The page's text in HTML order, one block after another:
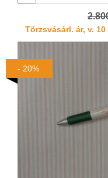
Törzsvásárl. ár, v.
- 20%